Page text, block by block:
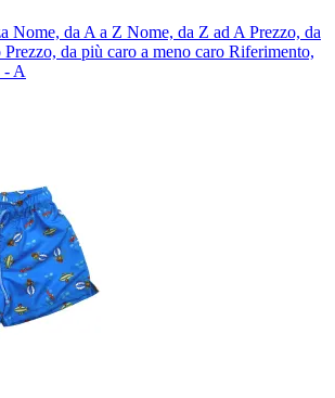
Nome, da A a Z Nome, da Z ad A Prezzo, da
Prezzo, da più caro a meno caro Riferimento,
- A